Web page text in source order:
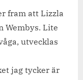
fram att Lizzla
Wembys. Lite
utvecklas
jag tycker är